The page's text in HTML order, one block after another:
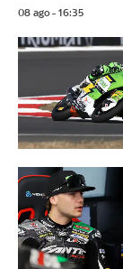
08 ago - 16:35